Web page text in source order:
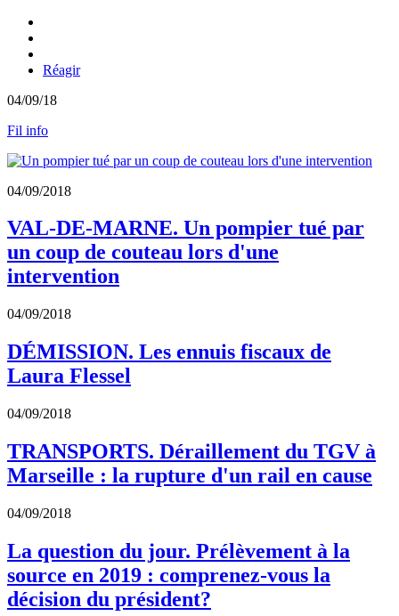
Réagir
04/09/18
Fil info
04/09/2018
VAL-DE-MARNE. Un pompier tué par
un coup de couteau lors d'une
intervention
04/09/2018
DÉMISSION. Les ennuis fiscaux de
Laura Flessel
04/09/2018
TRANSPORTS. Déraillement du TGV à
Marseille : la rupture d'un rail en cause
04/09/2018
La question du jour. Prélèvement à la
source en 2019 : comprenez-vous la
décision du président?